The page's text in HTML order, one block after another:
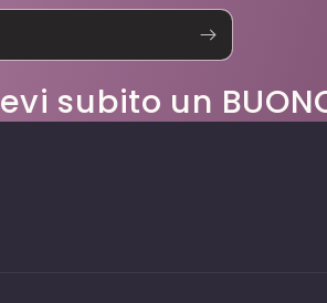
un BUONO